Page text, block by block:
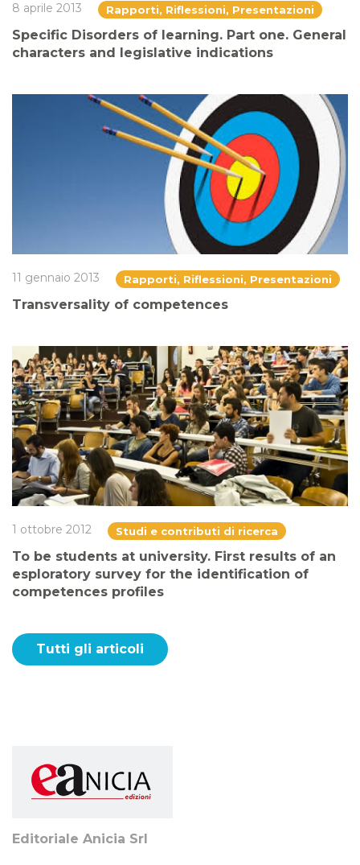
8 aprile 2013 Rapporti, Riflessioni, Presentazioni
Specific Disorders of learning. Part one. General
characters and legislative indications
11 gennaio 2013 Rapporti, Riflessioni, Presentazioni
Transversality of competences
1 ottobre 2012 Studi e contributi di ricerca
To be students at university. First results of an
esploratory survey for the identification of
competences profiles
Tutti gli articoli
Editoriale Anicia Srl